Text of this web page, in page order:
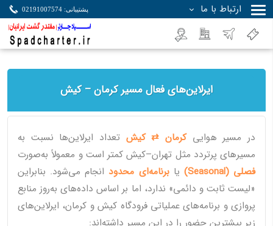
ارتباط با ما پشتیبانی: 02191007574
ایرلاین‌های فعال مسیر کرمان – کیش
در مسیر هواییکرمان ⇄ کیش تعداد ایرلاین‌ها نسبت به
مسیرهای پرتردد مثل تهران–کیش کمتر است و معمولاً به‌صورت
فصلی (Seasonal)
یابرنامه‌ای محدود انجام می‌شود. بنابراین
«لیست ثابت و دائمی» ندارد، اما بر اساس داده‌های به‌روز منابع
پروازی و برنامه‌های عملیاتی فرودگاه کیش و کرمان، ایرلاین‌های
زیر بیشترین حضور را در این مسیر داشته‌اند: